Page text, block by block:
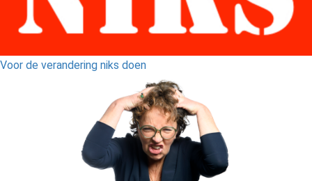
Voor de verandering niks doen